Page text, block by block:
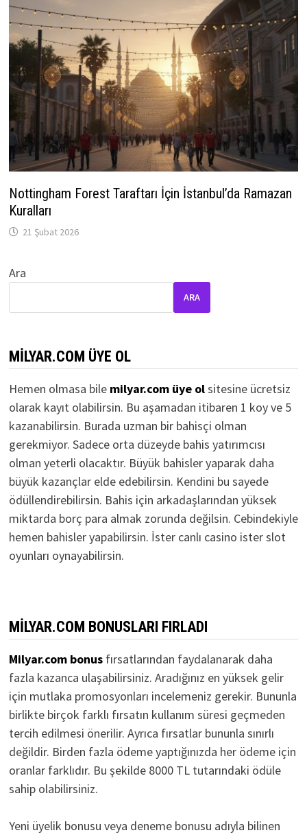
Nottingham Forest Taraftarı İçin İstanbul’da Ramazan
Kuralları
21 Şubat 2026
Ara
ARA
MILYAR.COM ÜYE OL
Hemen olmasa bile milyar.com üye olsitesine ücretsiz
olarak kayıt olabilirsin. Bu aşamadan itibaren 1 koy ve 5
kazanabilirsin. Burada uzman bir bahisçi olman
gerekmiyor. Sadece orta düzeyde bahis yatırımcısı
olman yeterli olacaktır. Büyük bahisler yaparak daha
büyük kazançlar elde edebilirsin. Kendini bu sayede
ödüllendirebilirsin. Bahis için arkadaşlarından yüksek
miktarda borç para almak zorunda değilsin. Cebindekiyle
hemen bahisler yapabilirsin. İster canlı casino ister slot
oyunları oynayabilirsin.
MILYAR.COM BONUSLARI FIRLADI
Milyar.com bonus fırsatlarından faydalanarak daha
fazla kazanca ulaşabilirsiniz. Aradığınız en yüksek gelir
için mutlaka promosyonları incelemeniz gerekir. Bununla
birlikte birçok farklı fırsatın kullanım süresi geçmeden
tercih edilmesi önerilir. Ayrıca fırsatlar bununla sınırlı
değildir. Birden fazla ödeme yaptığınızda her ödeme için
oranlar farklıdır. Bu şekilde 8000 TL tutarındaki ödüle
sahip olabilirsiniz.
Yeni üyelik bonusu veya deneme bonusu adıyla bilinen